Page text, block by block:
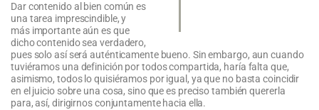
Dar contenido al bien común es
una tarea imprescindible, y
más importante aún es que
dicho contenido sea verdadero,
pues solo así será auténticamente bueno. Sin embargo, aun cuando
tuviéramos una definición por todos compartida, haría falta que,
asimismo, todos lo quisiéramos por igual, ya que no basta coincidir
en el juicio sobre una cosa, sino que es preciso también quererla
para, así, dirigirnos conjuntamente hacia ella.